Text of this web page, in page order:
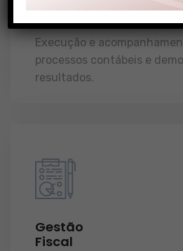
Contábil
Execução e
processos contábeis e
resultados.
Gestão
Fiscal